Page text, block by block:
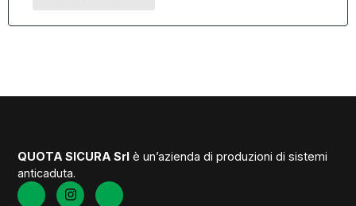
QUOTA SICURA Srl è un’azienda di produzioni di sistemi
anticaduta.